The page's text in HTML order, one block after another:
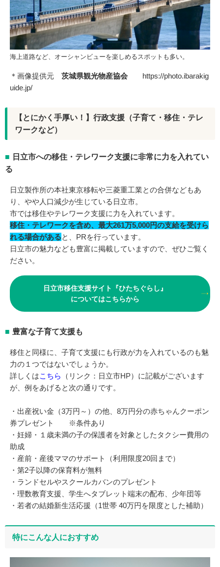
海上道路など、オーシャンビューを楽しめるスポットも多い。
＊画像提供元 茨城県観光物産協会 https://photo.ibarakig
uide.jp/
【とにかく手厚い！】行政支援（子育て・移住・テレ
ワークなど）
日立市への移住・テレワーク支援に非常に力を入れてい
る
日立製作所の本社東京移転や三菱重工業との合併などもあ
り、やや人口減少が生じている日立市。
市では移住やテレワーク支援に力を入れています。
移住・テレワークを含め、最大261万5,000円の支給を受けら
れる場合があると、PRを行っています。
日立市の魅力なども豊富に掲載していますので、ぜひご覧く
ださい。
日立市移住支援サイト『ひたちぐらし』
についてはこちらから
豊富な子育て支援も
移住と同様に、子育て支援にも行政が力を入れているのも魅
力の１つではないでしょうか。
詳しくはこちら
（リンク：日立市HP）に記載がございます
が、例をあげると次の通りです。
・出産祝い金（3万円～）の他、8万円分の赤ちゃんクーポン
券プレゼント ※条件あり
・妊婦・１歳未満の子の保護者を対象としたタクシー費用の
助成
・産前・産後ママのサポート（利用限度20回まで）
・第2子以降の保育料が無料
・ランドセルやスクールカバンのプレゼント
・理数教育支援、学生へタブレット端末の配布、少年団等
・若者の結婚新生活応援（1世帯 40万円を限度とした補助）
特にこんな人におすすめ